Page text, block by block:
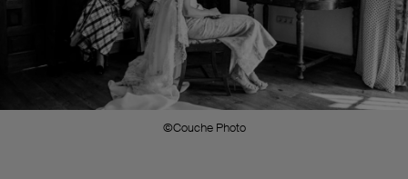
©Couche Photo